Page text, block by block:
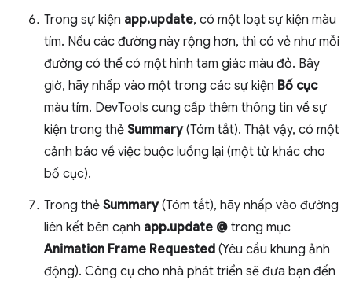
Trong sự kiện app.update, có một loạt sự kiện màu
tím. Nếu các đường này rộng hơn, thì có vẻ như mỗi
đường có thể có một hình tam giác màu đỏ. Bây
giờ, hãy nhấp vào một trong các sự kiện Bố cục
màu tím. DevTools cung cấp thêm thông tin về sự
kiện trong thẻ Summary(Tóm tắt). Thật vậy, có một
cảnh báo về việc buộc luồng lại (một từ khác cho
bố cục).
Trong thẻ Summary(Tóm tắt), hãy nhấp vào đường
liên kết bên cạnh app.update @ trong mục
Animation Frame Requested (Yêu cầu khung ảnh
động). Công cụ cho nhà phát triển sẽ đưa bạn đến